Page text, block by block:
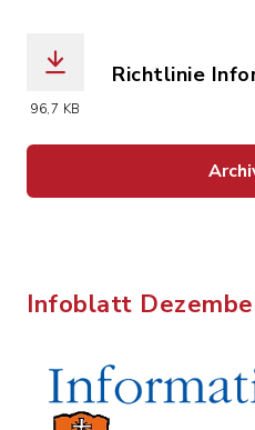
96,7 KB
Richtlinie
Infoblatt